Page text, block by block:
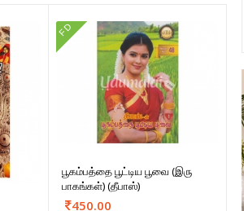
FD
பூகம்பத்தை பூட்டிய பூவை (இரு
பாகங்கள்) (தீபாஸ்)
450.00